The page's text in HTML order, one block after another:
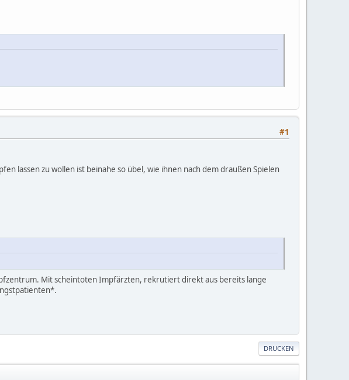
#1
lassen zu wollen ist beinahe so übel, wie ihnen nach dem draußen Spielen
Mit scheintoten Impfärzten, rekrutiert direkt aus bereits lange
DRUCKEN